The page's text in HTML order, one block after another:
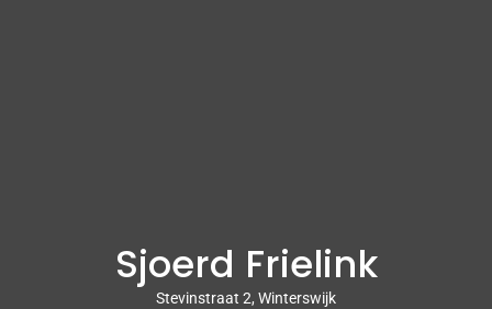
Sjoerd Frielink
Stevinstraat 2, Winterswijk